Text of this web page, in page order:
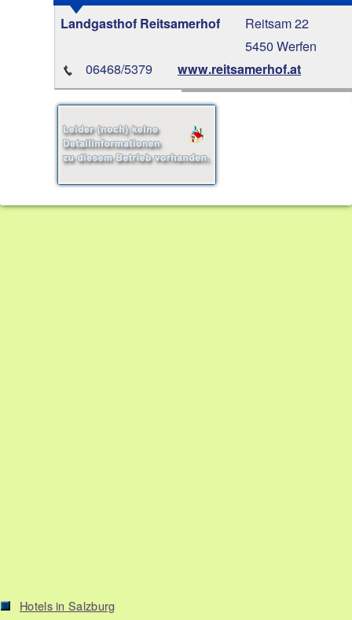
Landgasthof Reitsamerhof
Reitsam 22
5450 Werfen
06468/5379
www.reitsamerhof.at
Hotels in Salzburg